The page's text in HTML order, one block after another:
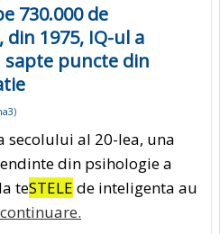
730.000 de
1975, IQ-ul a
sapte puncte din
)
secolului al 20-lea, una
din psihologie a
teSTELE de inteligenta au